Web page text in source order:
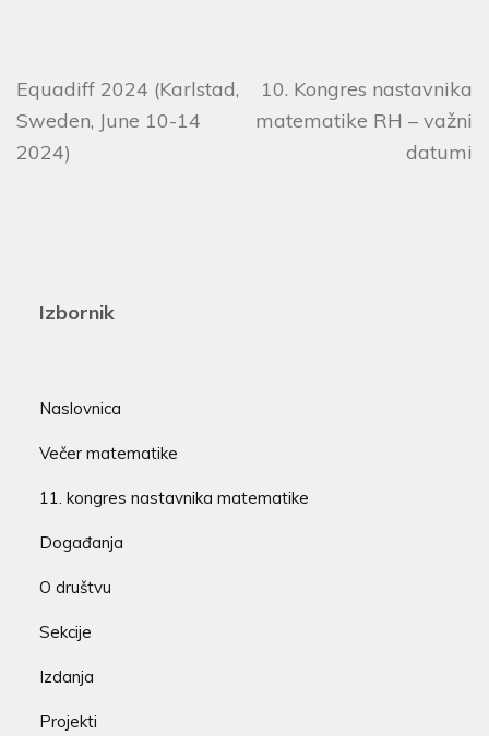
Equadiff 2024 (Karlstad,
Sweden, June 10-14
2024)
10. Kongres nastavnika
matematike RH – važni
datumi
Izbornik
Naslovnica
Večer matematike
11. kongres nastavnika matematike
Događanja
O društvu
Sekcije
Izdanja
Projekti